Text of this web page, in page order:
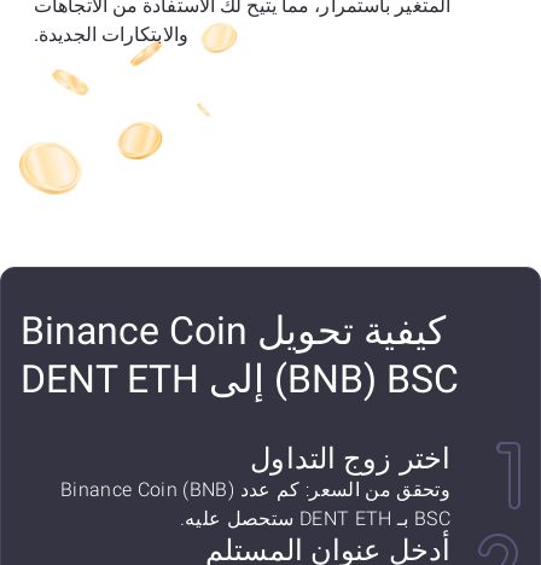
المتغير باستمرار، مما يتيح لك الاستفادة من الاتجاهات
والابتكارات الجديدة.
كيفية تحويل Binance Coin
(BNB) BSC إلى DENT ETH
اختر زوج التداول
وتحقق من السعر: كم عدد Binance Coin (BNB)
BSC بـ DENT ETH ستحصل عليه.
أدخل عنوان المستلم